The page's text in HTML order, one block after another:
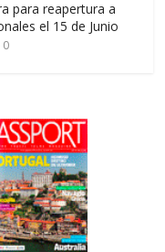
para reapertura a
el 15 de Junio
0